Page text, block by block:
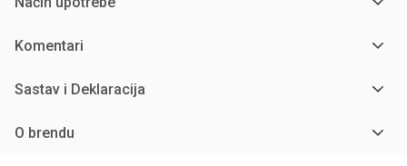
Komentari
Sastav i Deklaracija
O brendu